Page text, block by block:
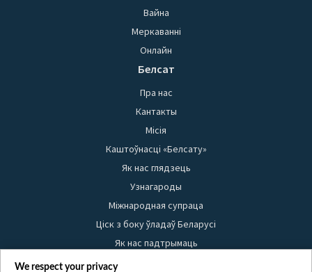
Вайна
Меркаванні
Онлайн
Белсат
Пра нас
Кантакты
Місія
Каштоўнасці «Белсату»
Як нас глядзець
Узнагароды
Міжнародная супраца
Ціск з боку ўладаў Беларусі
Як нас падтрымаць
Правілы выкарыстання матэрыялаў
We respect your privacy